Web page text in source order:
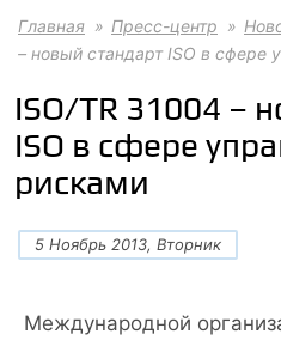
Главная Пресс-центр
– новый стандарт ISO в сфере
ISO/TR 31004 –
ISO в сфере
рисками
5 Ноябрь 2013, Вторник
Международной